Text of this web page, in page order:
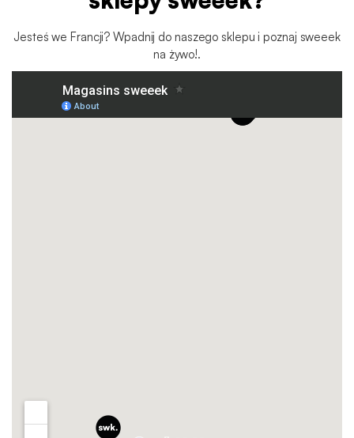
Jesteś we Francji? Wpadnij do naszego sklepu i poznaj sweeek
na żywo!.